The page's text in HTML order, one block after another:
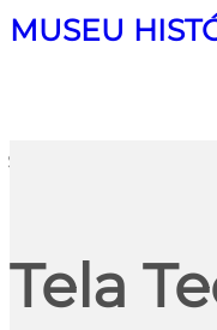
MUSEU
Search
Tela